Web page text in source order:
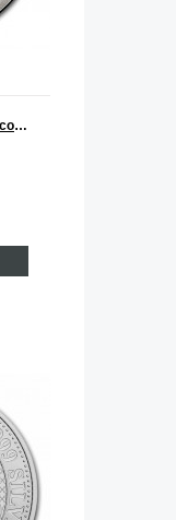
St. Helena 2020 Pfau - Peacock Serie Cash India Wildlife Silber 1 oz